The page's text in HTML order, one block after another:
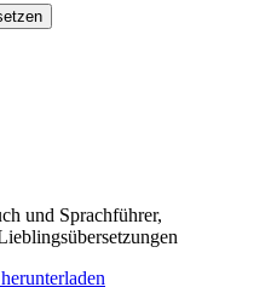
und Sprachführer,